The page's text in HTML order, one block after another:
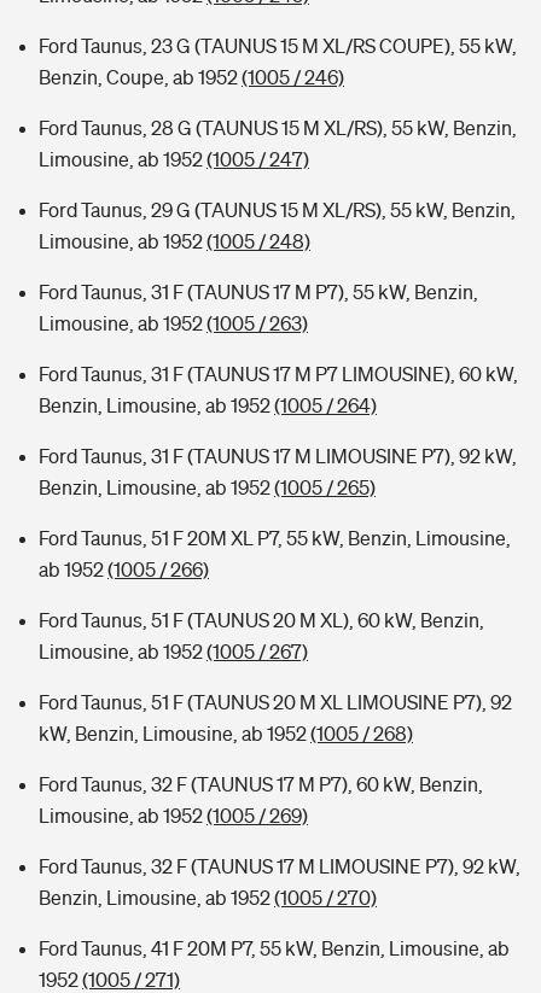
Ford Taunus, 23 G (TAUNUS 15 M XL/RS COUPE), 55 kW,
Benzin, Coupe, ab 1952(1005 / 246)
Ford Taunus, 28 G (TAUNUS 15 M XL/RS), 55 kW, Benzin,
Limousine, ab 1952(1005 / 247)
Ford Taunus, 29 G (TAUNUS 15 M XL/RS), 55 kW, Benzin,
Limousine, ab 1952(1005 / 248)
Ford Taunus, 31 F (TAUNUS 17 M P7), 55 kW, Benzin,
Limousine, ab 1952(1005 / 263)
Ford Taunus, 31 F (TAUNUS 17 M P7 LIMOUSINE), 60 kW,
Benzin, Limousine, ab 1952(1005 / 264)
Ford Taunus, 31 F (TAUNUS 17 M LIMOUSINE P7), 92 kW,
Benzin, Limousine, ab 1952(1005 / 265)
Ford Taunus, 51 F 20M XL P7, 55 kW, Benzin, Limousine,
ab 1952(1005 / 266)
Ford Taunus, 51 F (TAUNUS 20 M XL), 60 kW, Benzin,
Limousine, ab 1952(1005 / 267)
Ford Taunus, 51 F (TAUNUS 20 M XL LIMOUSINE P7), 92
kW, Benzin, Limousine, ab 1952(1005 / 268)
Ford Taunus, 32 F (TAUNUS 17 M P7), 60 kW, Benzin,
Limousine, ab 1952(1005 / 269)
Ford Taunus, 32 F (TAUNUS 17 M LIMOUSINE P7), 92 kW,
Benzin, Limousine, ab 1952(1005 / 270)
Ford Taunus, 41 F 20M P7, 55 kW, Benzin, Limousine, ab
1952(1005 / 271)